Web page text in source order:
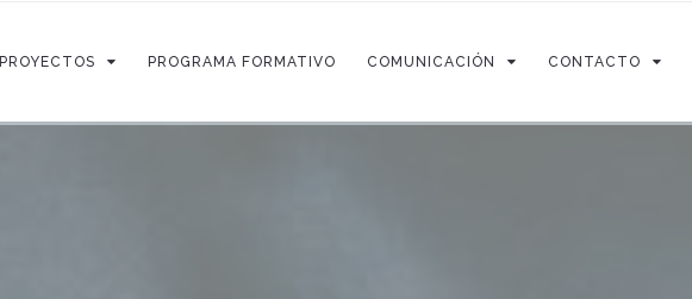
PROYECTOS PROGRAMA FORMATIVO COMUNICACIÓN CONTACTO